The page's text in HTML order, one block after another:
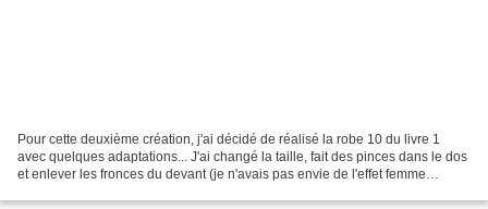
Pour cette deuxième création, j'ai décidé de réalisé la robe 10 du livre 1
avec quelques adaptations... J'ai changé la taille, fait des pinces dans le dos
et enlever les fronces du devant (je n'avais pas envie de l'effet femme